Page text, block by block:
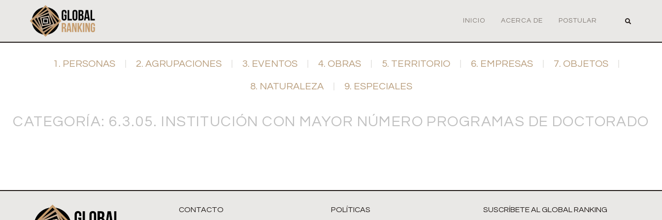
INICIO ACERCA DE POSTULAR
1. PERSONAS 2. AGRUPACIONES 3. EVENTOS 4. OBRAS 5. TERRITORIO 6. EMPRESAS 7. OBJETOS
8. NATURALEZA 9. ESPECIALES
CATEGORÍA: 6.3.05. INSTITUCIÓN CON MAYOR NÚMERO PROGRAMAS DE DOCTORADO
CONTACTO POLÍTICAS SUSCRÍBETE AL GLOBAL RANKING